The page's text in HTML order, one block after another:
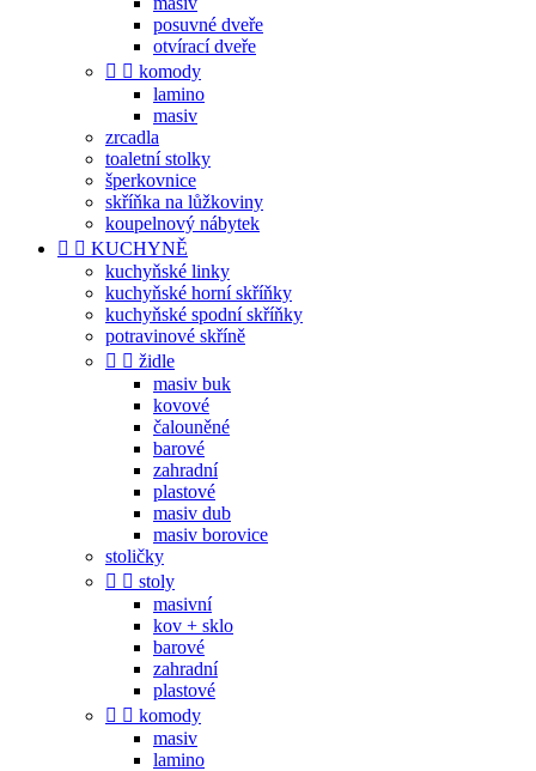
posuvné dveře
otvírací dveře
  komody
lamino
masiv
zrcadla
toaletní stolky
šperkovnice
skříňka na lůžkoviny
koupelnový nábytek
  KUCHYNĚ
kuchyňské linky
kuchyňské horní skříňky
kuchyňské spodní skříňky
potravinové skříně
  židle
masiv buk
kovové
čalouněné
barové
zahradní
plastové
masiv dub
masiv borovice
stoličky
  stoly
masivní
kov + sklo
barové
zahradní
plastové
  komody
masiv
lamino